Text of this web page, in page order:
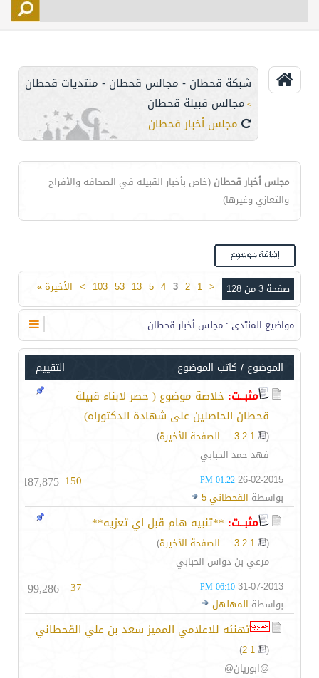
التحكم
شبكة قحطان - مجالس قحطان - منتديات قحطان
> مجالس قبيلة قحطان
مجلس أخبار قحطان
مجلس أخبار قحطان (خاص بأخبار القبيله في الصحافه والأفراح
والتعازي وغيرها)
صفحة 3 من 128 <
1
2
3
4
5
13
53
103
> الأخيرة»
مواضيع المنتدى : مجلس أخبار قحطان
التقييم الموضوع / كاتب الموضوع
مثبــت: خلاصة موضوع ( حصر لابناء قبيلة
قحطان الحاصلين على شهادة الدكتوراه)
(
1
2
3
... الصفحة الأخيرة)
فهد حمد الحبابي
26-02-2015
01:22 PM
بواسطة القحطاني 5
150
187,875
مثبــت: **تنبيه هام قبل اي تعزيه**
(
1
2
3
... الصفحة الأخيرة)
مرعي بن دواس الحبابي
31-07-2013
06:10 PM
بواسطة المهلهل
37
99,286
تهنئه للاعلامي المميز سعد بن علي القحطاني
(
1
2
)
@ابوريان@